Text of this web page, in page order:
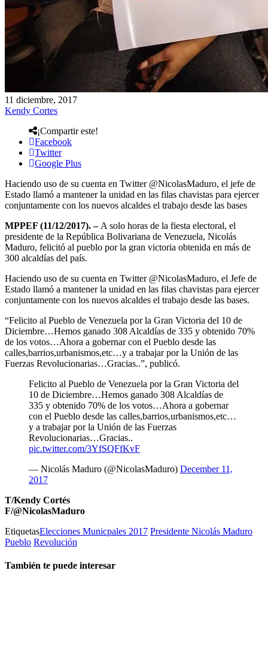
11 diciembre, 2017
Kendy Cortes
¡Compartir este!
Facebook
Twitter
Google Plus
Haciendo uso de su cuenta en Twitter @NicolasMaduro, el jefe de
Estado llamó a mantener la unidad en las filas chavistas para ejercer
conjuntamente con los nuevos alcaldes el trabajo desde las bases
MPPEF (11/12/2017). – A solo horas de la fiesta electoral, el
presidente de la República Bolivariana de Venezuela, Nicolás
Maduro, felicitó al pueblo por la gran victoria obtenida en más de
300 alcaldías del país.
Haciendo uso de su cuenta en Twitter @NicolasMaduro, el Jefe de
Estado llamó a mantener la unidad en las filas chavistas para ejercer
conjuntamente con los nuevos alcaldes el trabajo desde las bases.
“Felicito al Pueblo de Venezuela por la Gran Victoria del 10 de
Diciembre…Hemos ganado 308 Alcaldías de 335 y obtenido 70%
de los votos…Ahora a gobernar con el Pueblo desde las
calles,barrios,urbanismos,etc…y a trabajar por la Unión de las
Fuerzas Revolucionarias…Gracias..”, publicó.
Felicito al Pueblo de Venezuela por la Gran Victoria del
10 de Diciembre…Hemos ganado 308 Alcaldías de
335 y obtenido 70% de los votos…Ahora a gobernar
con el Pueblo desde las calles,barrios,urbanismos,etc…
y a trabajar por la Unión de las Fuerzas
Revolucionarias…Gracias..
pic.twitter.com/3YfSQFfKvF
— Nicolás Maduro (@NicolasMaduro) December 11,
2017
T/Kendy Cortés
F/@NicolasMaduro
EtiquetasElecciones Municpales 2017 Presidente Nicolás Maduro
Pueblo Revolución
También te puede interesar